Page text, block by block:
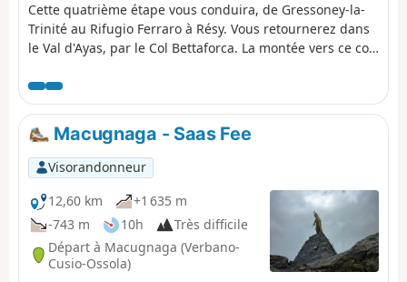
Cette quatrième étape vous conduira, de Gressoney-la-
Trinité au Rifugio Ferraro à Résy. Vous retournerez dans
le Val d'Ayas, par le Col Bettaforca. La montée vers ce col,
offrira malgré tout des points de vue sur le massif du
Mont Rose, le Liskamm, Zumsteinspitze, Castor. Arrivé à
Résy, vous apprécierez la tranquillité du lieu et une
magnifique vue sur le massif du Grand Tournalin.
Macugnaga - Saas Fee
Visorandonneur
12,60 km
+1 635 m
-743 m
10h
Très difficile
Départ à Macugnaga (Verbano-
Cusio-Ossola)